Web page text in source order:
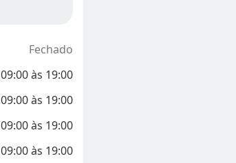
Fechado
09:00às 19:00
09:00às 19:00
09:00às 19:00
09:00às 19:00